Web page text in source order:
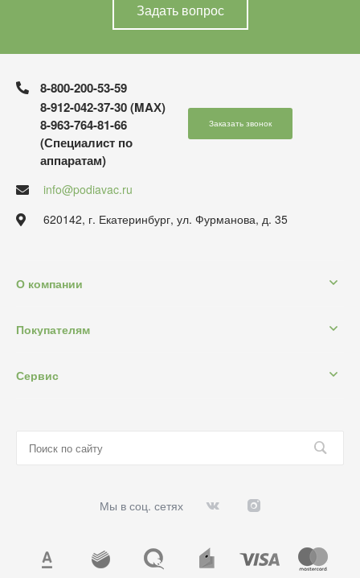
Задать вопрос
8-800-200-53-59
8-912-042-37-30 (MAХ)
8-963-764-81-66
(Специалист по
аппаратам)
Заказать звонок
info@podiavac.ru
620142, г. Екатеринбург, ул. Фурманова, д. 35
О компании
Покупателям
Сервис
Мы в соц. сетях